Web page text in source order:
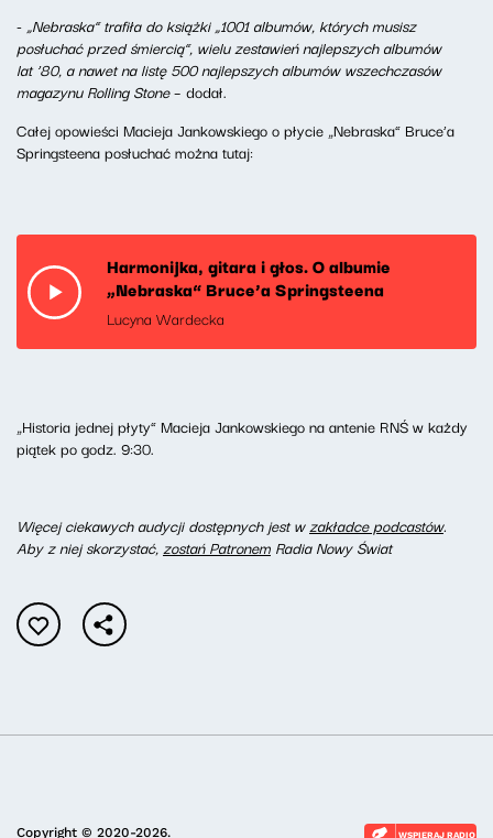
- „Nebraska” trafiła do książki „1001 albumów, których musisz
posłuchać przed śmiercią”, wielu zestawień najlepszych albumów
lat ’80, a nawet na listę 500 najlepszych albumów wszechczasów
magazynu Rolling Stone– dodał.
Całej opowieści Macieja Jankowskiego o płycie „Nebraska” Bruce’a
Springsteena posłuchać można tutaj:
Harmonijka, gitara i głos. O albumie
„Nebraska” Bruce’a Springsteena
Lucyna Wardecka
„Historia jednej płyty” Macieja Jankowskiego na antenie RNŚ w każdy
piątek po godz. 9:30.
Więcej ciekawych audycji dostępnych jest wzakładce podcastów.
Aby z niej skorzystać,zostań Patronem Radia Nowy Świat
Copyright © 2020-2026. WSPIERAJ RADIO